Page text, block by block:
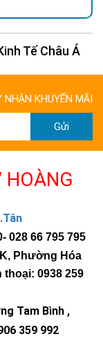
mặt trời
thới theo thời
Báo 24H
NHẬN KHUYẾN MÃI
Gửi
HOÀNG
- 028 66 795 795
Phường Hóa
0938 259
Tam Bình ,
359 992